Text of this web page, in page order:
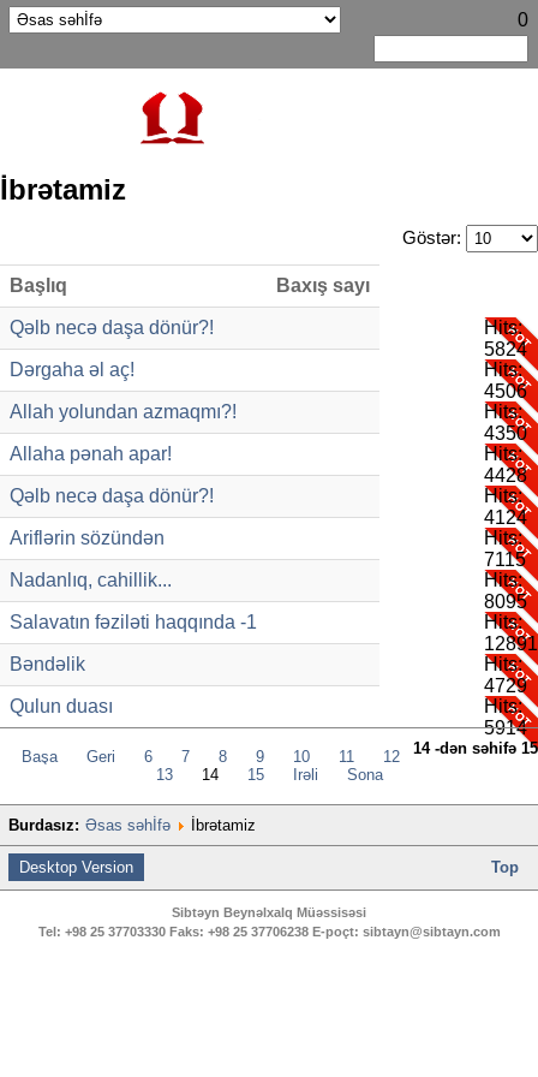
0
İbrətamiz
Göstər:
Başlıq Baxış sayı
Qəlb necə daşa dönür?!
Hits:
5824
Dərgaha əl aç!
Hits:
4506
Allah yolundan azmaqmı?!
Hits:
4350
Allaha pənah apar!
Hits:
4428
Qəlb necə daşa dönür?!
Hits:
4124
Ariflərin sözündən
Hits:
7115
Nadanlıq, cahillik...
Hits:
8095
Salavatın fəziləti haqqında -1
Hits:
12891
Bəndəlik
Hits:
4729
Qulun duası
Hits:
5914
14 -dən səhifə 15
Başa Geri 6 7 8 9 10 11
12
13
14 15 İrəli Sona
Burdasız: Əsas səhİfə İbrətamiz
Desktop Version Top
Sibtəyn Beynəlxalq Müəssisəsi
Tel: +98 25 37703330 Faks: +98 25 37706238 E-poçt: sibtayn@sibtayn.com